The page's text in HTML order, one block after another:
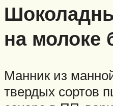
на молоке
Манник из
твердых сортов